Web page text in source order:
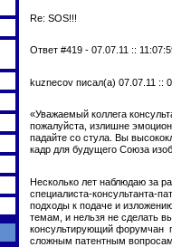
Re: SOS!!!
Ответ #419 - 07.07.11 ::
kuznecov писал(а) 07.07.11 ::
«Уважаемый коллега
пожалуйста, излишне
падайте со стула. Вы
кадр для будущего Союза
Несколько лет наблюдаю за
специалиста-консультанта-
подходы к подаче и
темам, и нельзя не сделать
консультирующий форумчан
сложным патентным вопросам.